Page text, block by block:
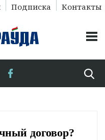
Подписка Контакты
договор?